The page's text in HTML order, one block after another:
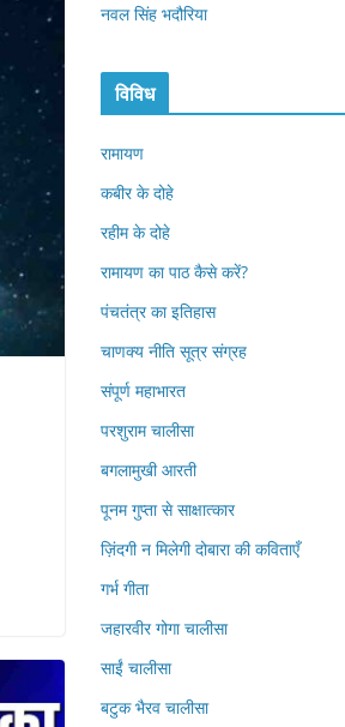
नवल सिंह भदौरिया
विविध
रामायण
कबीर के दोहे
रहीम के दोहे
रामायण का पाठ कैसे करें?
पंचतंत्र का इतिहास
चाणक्य नीति सूत्र संग्रह
संपूर्ण महाभारत
परशुराम चालीसा
बगलामुखी आरती
पूनम गुप्ता से साक्षात्कार
ज़िंदगी न मिलेगी दोबारा की कविताएँ
गर्भ गीता
जहारवीर गोगा चालीसा
साईं चालीसा
बटुक भैरव चालीसा